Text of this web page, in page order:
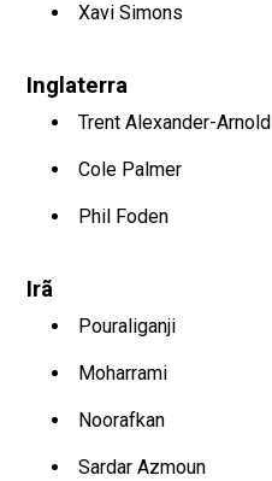
Xavi Simons
Inglaterra
Trent Alexander-Arnold
Cole Palmer
Phil Foden
Irã
Pouraliganji
Moharrami
Noorafkan
Sardar Azmoun